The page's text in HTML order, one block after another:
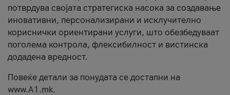
потврдува својата стратегиска насока за создавање
иновативни, персонализирани и исклучително
кориснички ориентирани услуги, што обезбедуваат
поголема контрола, флексибилност и вистинска
додадена вредност.
Повеќе детали за понудата се достапни на
www.А1.mk.